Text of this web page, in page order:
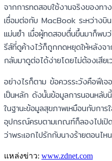
จากการทดสอบใช้งานจริงของท
เชื่อมต่อกับ MacBook ระหว่างบิ
แม่นยำ เมื่อผู้ทดสอบตื่นขึ้นมาก็พบ
รีส์ที่ดูค้างไว้ก็ถูกกดหยุดให้หลังจา
กลับมาดูต่อได้ง่ายโดยไม่ต้องเสียเ
อย่างไรก็ตาม ข้อควรระวังคือฟีเจ
เป็นหลัก ดังนั้นข้อมูลการนอนหลั
ในฐานะข้อมูลสุขภาพเหมือนกับก
อุปกรณ์ครบตามเกณฑ์ก็ลองไปเปิ
ว่าพระเอกไปรักกับนางร้ายตอนไหน
แหล่งข่าว: www.zdnet.com